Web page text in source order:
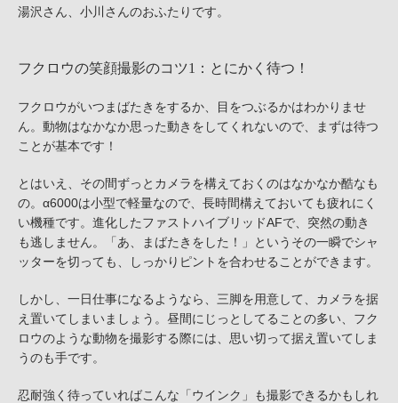
湯沢さん、小川さんのおふたりです。
フクロウの笑顔撮影のコツ1：とにかく待つ！
フクロウがいつまばたきをするか、目をつぶるかはわかりませ
ん。動物はなかなか思った動きをしてくれないので、まずは待つ
ことが基本です！
とはいえ、その間ずっとカメラを構えておくのはなかなか酷なも
の。α6000は小型で軽量なので、長時間構えておいても疲れにく
い機種です。進化したファストハイブリッドAFで、突然の動き
も逃しません。「あ、まばたきをした！」というその一瞬でシャ
ッターを切っても、しっかりピントを合わせることができます。
しかし、一日仕事になるようなら、三脚を用意して、カメラを据
え置いてしまいましょう。昼間にじっとしてることの多い、フク
ロウのような動物を撮影する際には、思い切って据え置いてしま
うのも手です。
忍耐強く待っていればこんな「ウインク」も撮影できるかもしれ